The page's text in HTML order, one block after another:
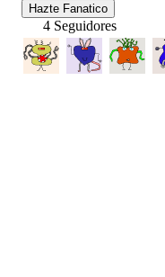
Hazte Fanatico
4 Seguidores